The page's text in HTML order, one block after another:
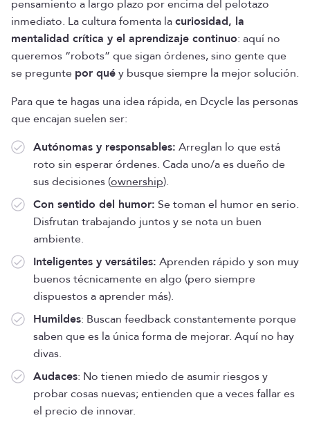
pensamiento a largo plazo por encima del pelotazo
inmediato. La cultura fomenta lacuriosidad, la
mentalidad crítica y el aprendizaje continuo: aquí no
queremos “robots” que sigan órdenes, sino gente que
se pregunte por quéy busque siempre la mejor solución.
Para que te hagas una idea rápida, en Dcycle las personas
que encajan suelen ser:
Autónomas y responsables: Arreglan lo que está
roto sin esperar órdenes. Cada uno/a es dueño de
sus decisiones (ownership).
Con sentido del humor: Se toman el humor en serio.
Disfrutan trabajando juntos y se nota un buen
ambiente.
Inteligentes y versátiles: Aprenden rápido y son muy
buenos técnicamente en algo (pero siempre
dispuestos a aprender más).
Humildes: Buscan feedback constantemente porque
saben que es la única forma de mejorar. Aquí no hay
divas.
Audaces: No tienen miedo de asumir riesgos y
probar cosas nuevas; entienden que a veces fallar es
el precio de innovar.